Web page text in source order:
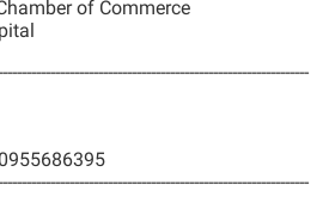
of Commerce